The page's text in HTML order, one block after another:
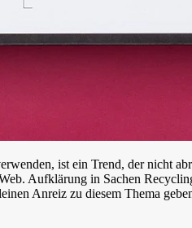
ist ein Trend, der nicht
Aufklärung in Sachen
Anreiz zu diesem Thema